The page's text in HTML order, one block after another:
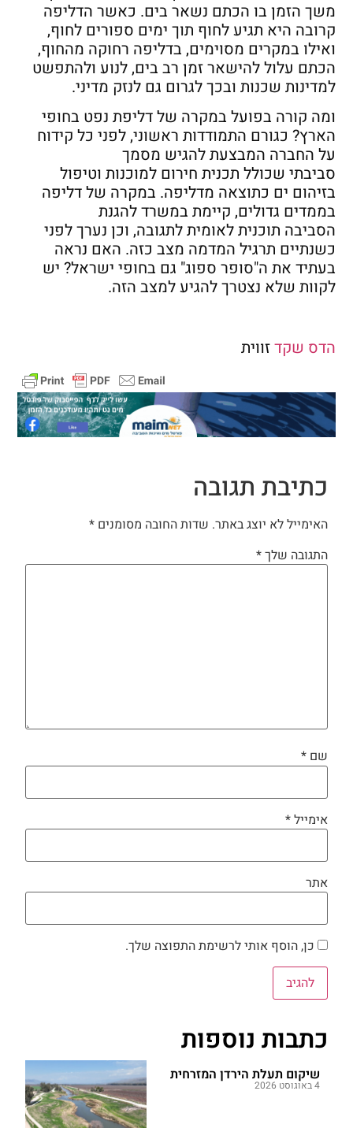
משך הזמן בו הכתם נשאר בים. כאשר הדליפה
קרובה היא תגיע לחוף תוך ימים ספורים לחוף,
ואילו במקרים מסוימים, בדליפה רחוקה מהחוף,
הכתם עלול להישאר זמן רב בים, לנוע ולהתפשט
למדינות שכנות ובכך לגרום גם לנזק מדיני.
ומה קורה בפועל במקרה של דליפת נפט בחופי
הארץ? כגורם התמודדות ראשוני, לפני כל קידוח
על החברה המבצעת להגיש מסמך
סביבתי שכולל תכנית חירום למוכנות וטיפול
בזיהום ים כתוצאה מדליפה. במקרה של דליפה
בממדים גדולים, קיימת במשרד להגנת
הסביבה תוכנית לאומית לתגובה, וכן נערך לפני
כשנתיים תרגיל המדמה מצב כזה. האם נראה
בעתיד את ה"סופר ספוג" גם בחופי ישראל? יש
לקוות שלא נצטרך להגיע למצב הזה.
הדס שקדזווית
כתיבת תגובה
האימייל לא יוצג באתר. שדות החובה מסומנים *
התגובה שלך*
שם *
אימייל*
אתר
כן, הוסף אותי לרשימת התפוצה שלך.
כתבות נוספות
שיקום תעלת הירדן המזרחית
4 באוגוסט 2026